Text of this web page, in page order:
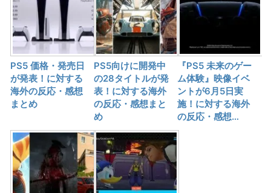
PS5 価格・発売日
が発表！に対する
海外の反応・感想
まとめ
PS5向けに開発中
の28タイトルが発
表！に対する海外
の反応・感想まと
め
『PS5 未来のゲー
ム体験』映像イベ
ントが6月5日実
施！に対する海外
の反応・感想…